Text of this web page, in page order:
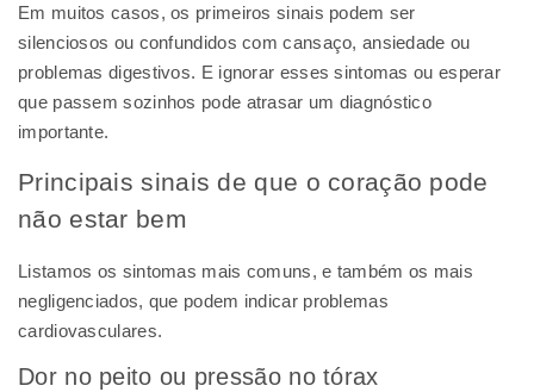
Em muitos casos, os primeiros sinais podem ser
silenciosos ou confundidos com cansaço, ansiedade ou
problemas digestivos. E ignorar esses sintomas ou esperar
que passem sozinhos pode atrasar um diagnóstico
importante.
Principais sinais de que o coração pode
não estar bem
Listamos os sintomas mais comuns, e também os mais
negligenciados, que podem indicar problemas
cardiovasculares.
Dor no peito ou pressão no tórax